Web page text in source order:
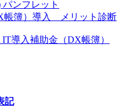
ンフレット
帳簿）導入 メリット診断
導入補助金（DX帳簿）
記